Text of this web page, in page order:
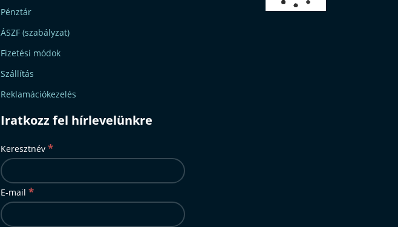
Pénztár
ÁSZF (szabályzat)
Fizetési módok
Szállítás
Reklamációkezelés
Iratkozz fel hírlevelünkre
Keresztnév *
E-mail *